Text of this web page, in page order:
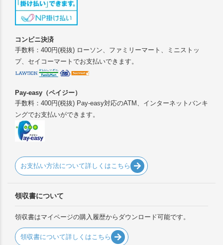
コンビニ決済
手数料：400円(税抜) ローソン、ファミリーマート、ミニストッ
プ、セイコーマートでお支払いできます。
Pay-easy（ペイジー）
手数料：400円(税抜) Pay-easy対応のATM、インターネットバンキ
ングでお支払いができます。
お支払い方法について詳しくはこちら
領収書について
領収書はマイページの購入履歴からダウンロード可能です。
領収書について詳しくはこちら